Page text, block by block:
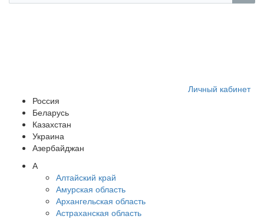
Личный кабинет
Россия
Беларусь
Казахстан
Украина
Азербайджан
А
Алтайский край
Амурская область
Архангельская область
Астраханская область